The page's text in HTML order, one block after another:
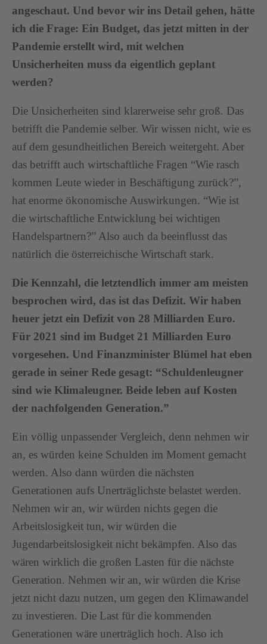
angeschaut. Und bevor wir ins Detail gehen, hätte
ich die Frage: Ein Budget, das jetzt mitten in der
Pandemie erstellt wird, mit welchen
Unsicherheiten muss da eigentlich geplant
werden?
Die Unsicherheiten sind klarerweise sehr groß. Das
betrifft die Pandemie selber. Wir wissen nicht, wie es
auf dem gesundheitlichen Bereich weitergeht. Aber
das betrifft auch wirtschaftliche Fragen “Wie rasch
kommen Leute wieder in Beschäftigung zurück?”,
hat enorme ökonomische Auswirkungen. “Wie ist
die wirtschaftliche Entwicklung bei wichtigen
Handelspartnern?” Also auch da beeinflusst das
natürlich die österreichische Wirtschaft stark.
Die Kennzahl, die letztendlich immer am meisten
besprochen wird, das ist das Defizit. Wir haben
heuer jetzt ein Defizit von 28 Milliarden Euro.
Für 2021 sind im Budget 21 Milliarden Euro
vorgesehen. Und Finanzminister Blümel hat eben
gerade in seiner Rede gesagt: “Schuldenleugner
sind wie Klimaleugner. Beide leben auf Kosten
der nachfolgenden Generation.”
Ein völlig unpassender Vergleich, denn nehmen wir
an, es würden keine Schulden im Moment gemacht
werden. Also dann würden die nächsten
Generationen aufs Unerträglichste belastet werden.
Nehmen wir an, wir würden nichts gegen die
Arbeitslosigkeit tun, wir würden die
Jugendarbeitslosigkeit nicht bekämpfen. Also das
wären wirklich die großen Lasten für die nächste
Generation. Nehmen wir an, wir würden die Krise
jetzt nicht dazu nutzen, um gegen den Klimawandel
zu investieren. Die Last für die kommenden
Generationen wäre unerträglich hoch. Also ich